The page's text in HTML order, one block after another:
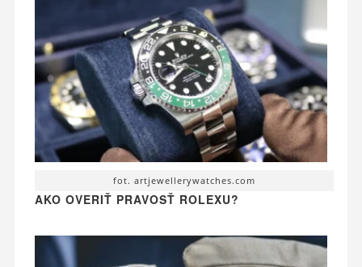
fot. artjewellerywatches.com
AKO OVERIŤ PRAVOSŤ ROLEXU?